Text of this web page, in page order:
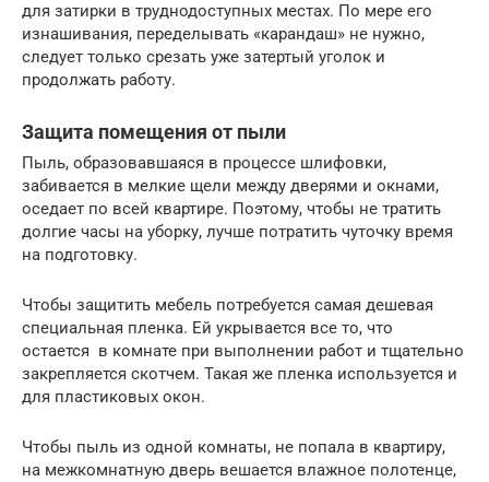
для затирки в труднодоступных местах. По мере его
изнашивания, переделывать «карандаш» не нужно,
следует только срезать уже затертый уголок и
продолжать работу.
Защита помещения от пыли
Пыль, образовавшаяся в процессе шлифовки,
забивается в мелкие щели между дверями и окнами,
оседает по всей квартире. Поэтому, чтобы не тратить
долгие часы на уборку, лучше потратить чуточку время
на подготовку.
Чтобы защитить мебель потребуется самая дешевая
специальная пленка. Ей укрывается все то, что
остается в комнате при выполнении работ и тщательно
закрепляется скотчем. Такая же пленка используется и
для пластиковых окон.
Чтобы пыль из одной комнаты, не попала в квартиру,
на межкомнатную дверь вешается влажное полотенце,